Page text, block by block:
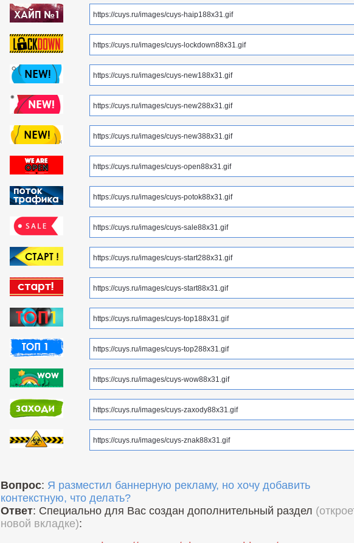
Вопрос: Я разместил баннерную рекламу, но хочу добавить
контекстную, что делать?
Ответ: Специально для Вас создан дополнительный раздел
новой вкладке):